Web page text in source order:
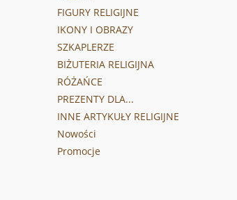
FIGURY RELIGIJNE
IKONY I OBRAZY
SZKAPLERZE
BIŻUTERIA RELIGIJNA
RÓŻAŃCE
PREZENTY DLA...
INNE ARTYKUŁY RELIGIJNE
Nowości
Promocje